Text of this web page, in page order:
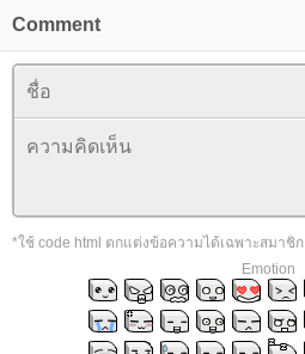
Comment
*ใช้ code html ตกแต่งข้อความได้เฉพาะสมาชิก
Emotion